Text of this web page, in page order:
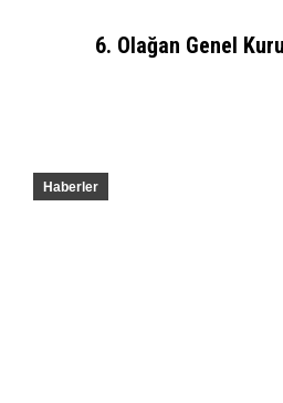
6. Olağan Genel
Haberler